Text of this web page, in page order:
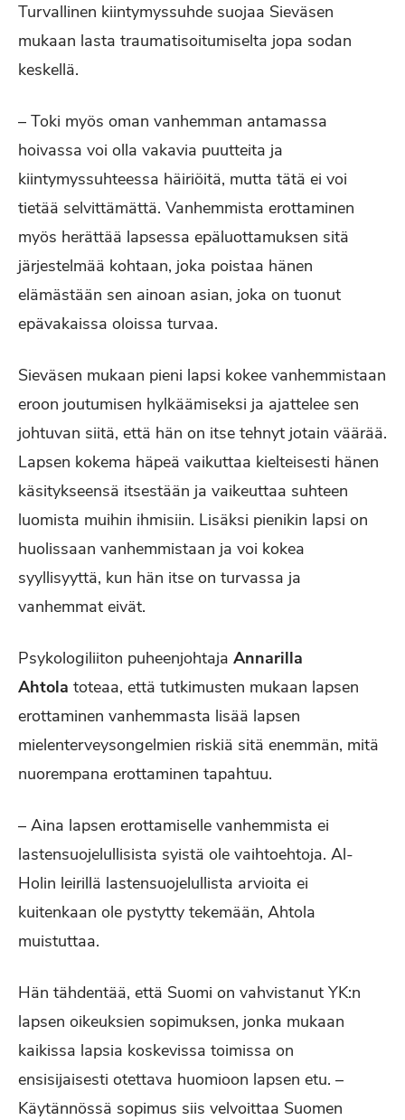
Turvallinen kiintymyssuhde suojaa Sieväsen
mukaan lasta traumatisoitumiselta jopa sodan
keskellä.
– Toki myös oman vanhemman antamassa
hoivassa voi olla vakavia puutteita ja
kiintymyssuhteessa häiriöitä, mutta tätä ei voi
tietää selvittämättä. Vanhemmista erottaminen
myös herättää lapsessa epäluottamuksen sitä
järjestelmää kohtaan, joka poistaa hänen
elämästään sen ainoan asian, joka on tuonut
epävakaissa oloissa turvaa.
Sieväsen mukaan pieni lapsi kokee vanhemmistaan
eroon joutumisen hylkäämiseksi ja ajattelee sen
johtuvan siitä, että hän on itse tehnyt jotain väärää.
Lapsen kokema häpeä vaikuttaa kielteisesti hänen
käsitykseensä itsestään ja vaikeuttaa suhteen
luomista muihin ihmisiin. Lisäksi pienikin lapsi on
huolissaan vanhemmistaan ja voi kokea
syyllisyyttä, kun hän itse on turvassa ja
vanhemmat eivät.
Psykologiliiton puheenjohtaja Annarilla
Ahtola toteaa, että tutkimusten mukaan lapsen
erottaminen vanhemmasta lisää lapsen
mielenterveysongelmien riskiä sitä enemmän, mitä
nuorempana erottaminen tapahtuu.
– Aina lapsen erottamiselle vanhemmista ei
lastensuojelullisista syistä ole vaihtoehtoja. Al-
Holin leirillä lastensuojelullista arvioita ei
kuitenkaan ole pystytty tekemään, Ahtola
muistuttaa.
Hän tähdentää, että Suomi on vahvistanut YK:n
lapsen oikeuksien sopimuksen, jonka mukaan
kaikissa lapsia koskevissa toimissa on
ensisijaisesti otettava huomioon lapsen etu. –
Käytännössä sopimus siis velvoittaa Suomen